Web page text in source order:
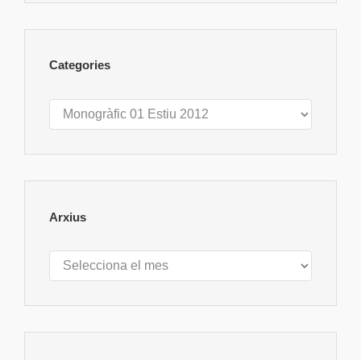
Categories
Categories
Arxius
Arxius